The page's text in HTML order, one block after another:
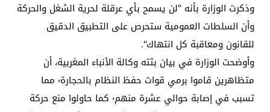
وذكرت الوزارة بأنه "لن يسمح بأي عرقلة لحرية الشغل والحركة
وأن السلطات العمومية ستحرص على التطبيق الدقيق
للقانون ومعاقبة كل انتهاك".
وأوضحت الوزارة في بيان بثته وكالة الأنباء المغربية، أن
متظاهرين قاموا برمي قوات حفظ النظام بالحجارة٬ مما
تسبب في إصابة حوالي عشرة منهم٬ كما حاولوا منع حركة